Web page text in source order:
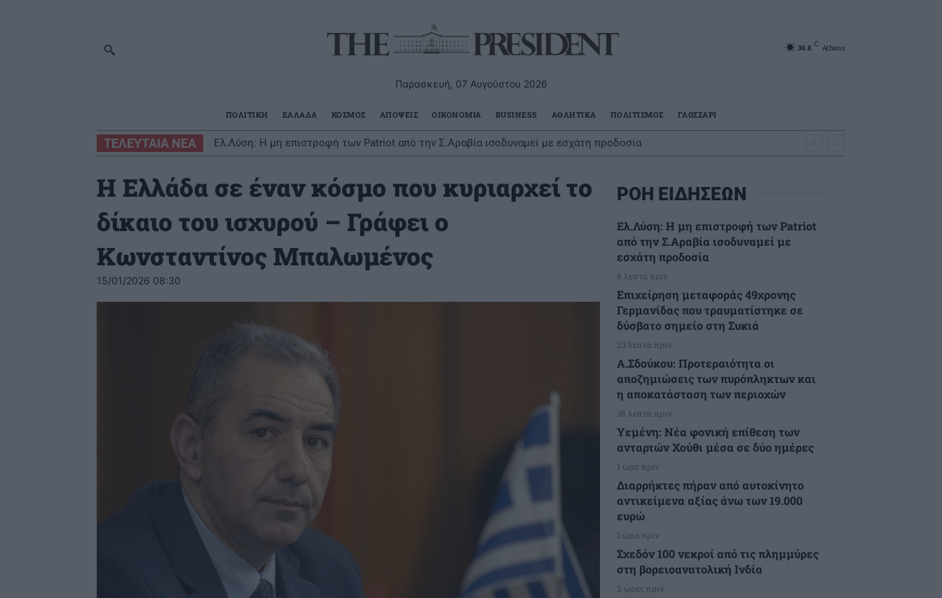
Παρασκευή, 07 Αυγούστου 2026
34.8 C Athens
ΠΟΛΙΤΙΚΗ ΕΛΛΑΔΑ ΚΟΣΜΟΣ ΑΠΟΨΕΙΣ ΟΙΚΟΝΟΜΙΑ BUSINESS ΑΘΛΗΤΙΚΑ ΠΟΛΙΤΙΣΜΟΣ ΓΛΩΣΣΑΡΙ
ΤΕΛΕΥΤΑΙΑ ΝΕΑ Ελ.Λύση: Η μη επιστροφή των Patriot από την Σ.Αραβία ισοδυναμεί με εσχάτη προδοσία
Επιχείρηση μεταφοράς 49χρονης Γερμανίδας που τραυματίστηκε σε δύσβατο σημείο στη Συκιά
Η Ελλάδα σε έναν κόσμο που κυριαρχεί το
δίκαιο του ισχυρού – Γράφει ο
Κωνσταντίνος Μπαλωμένος
15/01/2026 08:30
ΡΟΗ ΕΙΔΗΣΕΩΝ
Ελ.Λύση: Η μη επιστροφή των Patriot
από την Σ.Αραβία ισοδυναμεί με
εσχάτη προδοσία
8 λεπτά πριν
Επιχείρηση μεταφοράς 49χρονης
Γερμανίδας που τραυματίστηκε σε
δύσβατο σημείο στη Συκιά
23 λεπτά πριν
Α.Σδούκου: Προτεραιότητα οι
αποζημιώσεις των πυρόπληκτων και
η αποκατάσταση των περιοχών
38 λεπτά πριν
Υεμένη: Νέα φονική επίθεση των
ανταρτών Χούθι μέσα σε δύο ημέρες
1 ώρα πριν
Διαρρήκτες πήραν από αυτοκίνητο
αντικείμενα αξίας άνω των 19.000
ευρώ
1 ώρα πριν
Σχεδόν 100 νεκροί από τις πλημμύρες
στη βορειοανατολική Ινδία
2 ώρες πριν